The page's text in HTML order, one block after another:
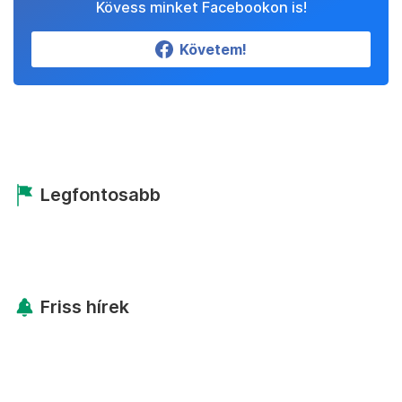
Kövess minket Facebookon is!
Követem!
Legfontosabb
Friss hírek